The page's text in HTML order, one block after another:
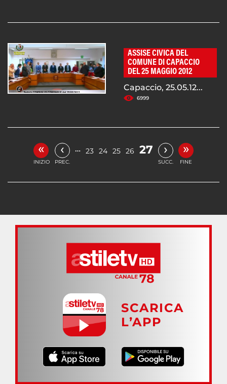
ASSISE CIVICA DEL
COMUNE DI CAPACCIO
DEL 25 MAGGIO 2012
Capaccio, 25.05.12...
6999
«
INIZIO
‹
PREC.
… 23 24 25 26 27 ›
SUCC.
»
FINE
SCARICA
L’APP